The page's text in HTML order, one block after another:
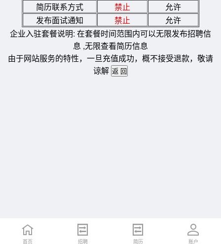
简历联系方式
禁止
允许
发布面试通知
禁止
允许
企业入驻套餐说明: 在套餐时间范围内可以无限发布招聘信
息 ,无限查看简历信息
由于网站服务的特性，一旦充值成功，概不接受退款，敬请
谅解
首页 招聘 简历 账户